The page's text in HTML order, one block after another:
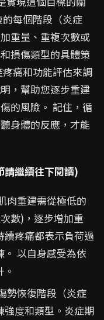
每個階段（炎症
重量、重複次數或
損傷類型的具體策
痛和功能評估來調
，幫助您逐步重建
的風險。 記住，循
身體的反應，才能
請繼續往下閱讀)
肉重建需從極低的
數)，逐步增加重
疼痛都表示負荷過
。 以自身感受為依
勢恢復階段（炎症
強度和類型。炎症期